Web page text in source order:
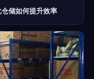
储如何提升效率